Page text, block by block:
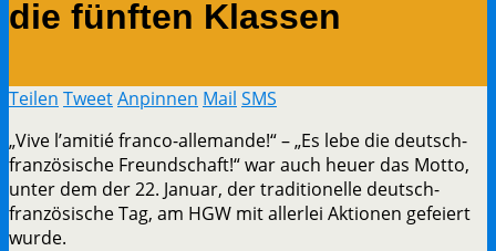
die fünften Klassen
Teilen TweetAnpinnen Mail SMS
„Vive l’amitié franco-allemande!“ – „Es lebe die deutsch-
französische Freundschaft!“ war auch heuer das Motto,
unter dem der 22. Januar, der traditionelle deutsch-
französische Tag, am HGW mit allerlei Aktionen gefeiert
wurde.